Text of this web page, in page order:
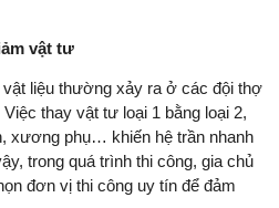
vật tư
liệu thường xảy ra ở các đội thợ
thay vật tư loại 1 bằng loại 2,
xương phụ… khiến hệ trần nhanh
trong quá trình thi công, gia chủ
đơn vị thi công uy tín để đảm